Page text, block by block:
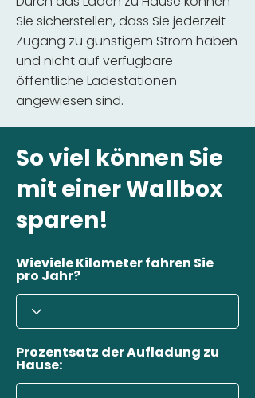
Sie sicherstellen, dass Sie jederzeit
Zugang zu günstigem Strom haben
und nicht auf verfügbare
öffentliche Ladestationen
angewiesen sind.
So viel können Sie
mit einer Wallbox
sparen!
Wieviele Kilometer fahren Sie
pro Jahr?
Prozentsatz der Aufladung zu
Hause: